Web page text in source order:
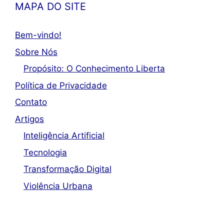
MAPA DO SITE
Bem-vindo!
Sobre Nós
Propósito: O Conhecimento Liberta
Política de Privacidade
Contato
Artigos
Inteligência Artificial
Tecnologia
Transformação Digital
Violência Urbana